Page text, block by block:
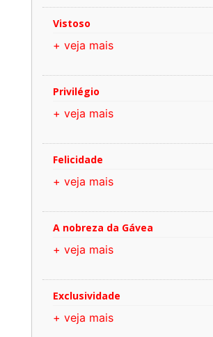
Vistoso
+ veja mais
Privilégio
+ veja mais
Felicidade
+ veja mais
A nobreza da Gávea
+ veja mais
Exclusividade
+ veja mais